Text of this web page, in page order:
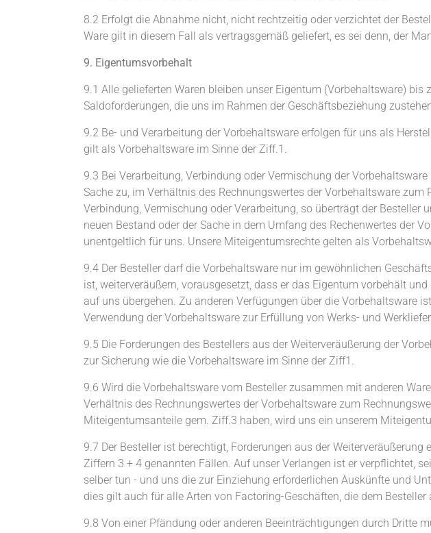
8.2 Erfolgt die Abnahme nicht, nicht rechtzeitig oder verzichtet der
Ware gilt in diesem Fall als vertragsgemäß geliefert, es sei denn, der
9. Eigentumsvorbehalt
9.1 Alle gelieferten Waren bleiben unser Eigentum (Vorbehaltsware)
Saldoforderungen, die uns im Rahmen der Geschäftsbeziehung
9.2 Be- und Verarbeitung der Vorbehaltsware erfolgen für uns als
gilt als Vorbehaltsware im Sinne der Ziff.1.
9.3 Bei Verarbeitung, Verbindung oder Vermischung der
Sache zu, im Verhältnis des Rechnungswertes der Vorbehaltsware
Verbindung, Vermischung oder Verarbeitung, so überträgt der
neuen Bestand oder der Sache in dem Umfang des Rechenwertes der
unentgeltlich für uns. Unsere Miteigentumsrechte gelten als
9.4 Der Besteller darf die Vorbehaltsware nur im gewöhnlichen
ist, weiterveräußern, vorausgesetzt, dass er das Eigentum vorbehält
auf uns übergehen. Zu anderen Verfügungen über die Vorbehaltsware
Verwendung der Vorbehaltsware zur Erfüllung von Werks- und
9.5 Die Forderungen des Bestellers aus der Weiterveräußerung der
zur Sicherung wie die Vorbehaltsware im Sinne der Ziff1.
9.6 Wird die Vorbehaltsware vom Besteller zusammen mit anderen
Verhältnis des Rechnungswertes der Vorbehaltsware zum
Miteigentumsanteile gem. Ziff.3 haben, wird uns ein unserem
9.7 Der Besteller ist berechtigt, Forderungen aus der
Ziffern 3 + 4 genannten Fällen. Auf unser Verlangen ist er verpflichtet,
selber tun - und uns die zur Einziehung erforderlichen Auskünfte und
dies gilt auch für alle Arten von Factoring-Geschäften, die dem
9.8 Von einer Pfändung oder anderen Beeinträchtigungen durch Dritte